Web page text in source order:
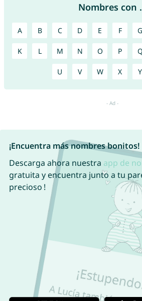
Nombres con
A B C D E F G
K L M N O P Q
U V W X Y
¡Encuentra más nombres bonitos!
Descarga ahora nuestra app de
gratuita y encuentra junto a tu
precioso !